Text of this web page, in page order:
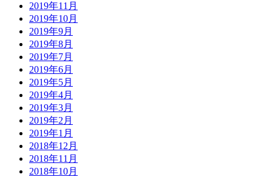
2019年11月
2019年10月
2019年9月
2019年8月
2019年7月
2019年6月
2019年5月
2019年4月
2019年3月
2019年2月
2019年1月
2018年12月
2018年11月
2018年10月